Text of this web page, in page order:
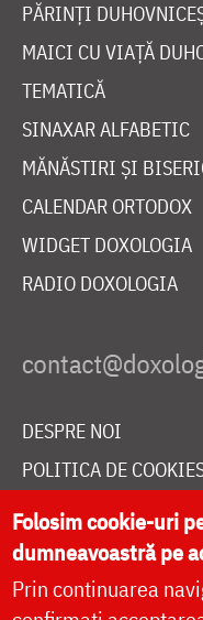
PĂRINȚI
MAICI CU VIAȚĂ
TEMATICĂ
SINAXAR ALFABETIC
MĂNĂSTIRI ȘI
CALENDAR ORTODOX
WIDGET DOXOLOGIA
RADIO DOXOLOGIA
DESPRE NOI
POLITICA DE
DONEAZĂ ONLINE
LIVE
Folosim cookie-uri
dumneavoastră pe
Prin continuarea